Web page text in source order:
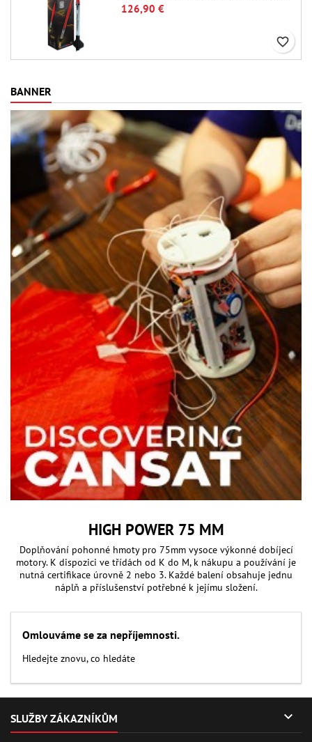
G. Crimson Fury, navržený pro pokročilé
raketové nadšence, nabízí vzrušující
stavu a zážitek ze stavby, který je stejně
126,90 €
favorite_border
BANNER
HIGH POWER 75 MM
Doplňování pohonné hmoty pro 75mm vysoce výkonné dobíjecí
motory. K dispozici ve třídách od K do M, k nákupu a používání je
nutná certifikace úrovně 2 nebo 3. Každé balení obsahuje jednu
náplň a příslušenství potřebné k jejímu složení.
Omlouváme se za nepříjemnosti.
Hledejte znovu, co hledáte
SLUŽBY ZÁKAZNÍKŮM 